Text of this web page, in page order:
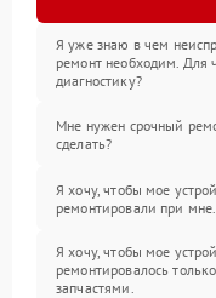
Я уже знаю в чем
ремонт необходим. Для
диагностику?
Мне нужен срочный
сделать?
Я хочу, чтобы мое
ремонтировали при мне.
Я хочу, чтобы мое
ремонтировалось
запчастями.